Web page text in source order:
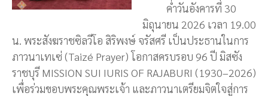
ค่ำวันอังคารที่ 30
มิถุนายน 2026 เวลา 19.00
น. พระสังฆราชซิลวีโอ สิริพงษ์ จรัสศรี เป็นประธานในการ
ภาวนาเทเซ่ (Taizé Prayer) โอกาสครบรอบ 96 ปี มิสซัง
ราชบุรี MISSION SUI IURIS OF RAJABURI (1930–2026)
เพื่อร่วมขอบพระคุณพระเจ้า และภาวนาเตรียมจิตใจสู่การ